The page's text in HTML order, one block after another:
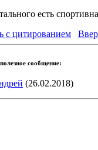
есть
с цитированием
сообщение:
(26.02.2018)